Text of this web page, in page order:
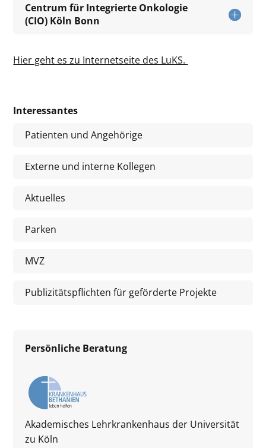
Centrum für Integrierte Onkologie
(CIO) Köln Bonn
Hier geht es zu Internetseite des LuKS.
Interessantes
Patienten und Angehörige
Externe und interne Kollegen
Aktuelles
Parken
MVZ
Publizitätspflichten für geförderte Projekte
Persönliche Beratung
Akademisches Lehrkrankenhaus der Universität
zu Köln